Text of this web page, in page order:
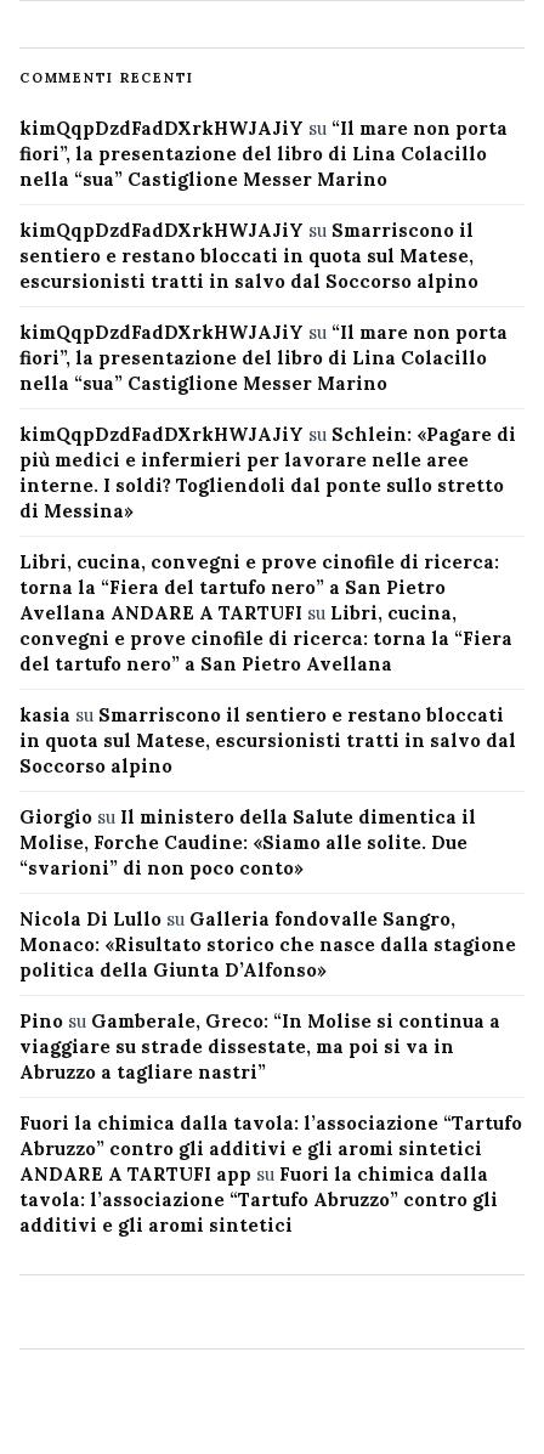
COMMENTI RECENTI
kimQqpDzdFadDXrkHWJAJiY su “Il mare non porta
fiori”, la presentazione del libro di Lina Colacillo
nella “sua” Castiglione Messer Marino
kimQqpDzdFadDXrkHWJAJiY su Smarriscono il
sentiero e restano bloccati in quota sul Matese,
escursionisti tratti in salvo dal Soccorso alpino
kimQqpDzdFadDXrkHWJAJiY su “Il mare non porta
fiori”, la presentazione del libro di Lina Colacillo
nella “sua” Castiglione Messer Marino
kimQqpDzdFadDXrkHWJAJiY su Schlein: «Pagare di
più medici e infermieri per lavorare nelle aree
interne. I soldi? Togliendoli dal ponte sullo stretto
di Messina»
Libri, cucina, convegni e prove cinofile di ricerca:
torna la “Fiera del tartufo nero” a San Pietro
Avellana ANDARE A TARTUFI su Libri, cucina,
convegni e prove cinofile di ricerca: torna la “Fiera
del tartufo nero” a San Pietro Avellana
kasia su Smarriscono il sentiero e restano bloccati
in quota sul Matese, escursionisti tratti in salvo dal
Soccorso alpino
Giorgio su Il ministero della Salute dimentica il
Molise, Forche Caudine: «Siamo alle solite. Due
“svarioni” di non poco conto»
Nicola Di Lullo su Galleria fondovalle Sangro,
Monaco: «Risultato storico che nasce dalla stagione
politica della Giunta D’Alfonso»
Pino su Gamberale, Greco: “In Molise si continua a
viaggiare su strade dissestate, ma poi si va in
Abruzzo a tagliare nastri”
Fuori la chimica dalla tavola: l’associazione “Tartufo
Abruzzo” contro gli additivi e gli aromi sintetici
ANDARE A TARTUFI app su Fuori la chimica dalla
tavola: l’associazione “Tartufo Abruzzo” contro gli
additivi e gli aromi sintetici